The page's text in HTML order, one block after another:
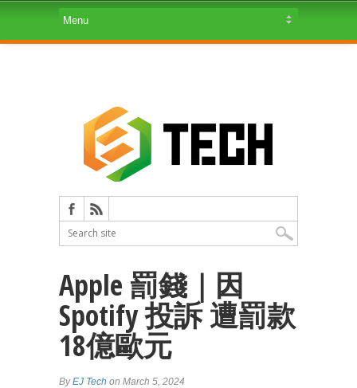
Apple 罰錢｜因
Spotify 投訴 遭罰款
18億歐元
ByEJ Tech on March 5, 2024